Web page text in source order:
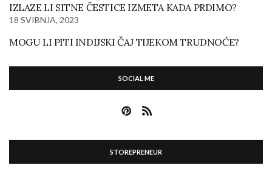
IZLAZE LI SITNE ČESTICE IZMETA KADA PRDIMO?
18 SVIBNJA, 2023
MOGU LI PITI INDIJSKI ČAJ TIJEKOM TRUDNOĆE?
SOCIAL ME
STOREPRENEUR